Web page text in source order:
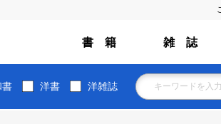
書 籍 雑 誌
書 洋書 洋雑誌